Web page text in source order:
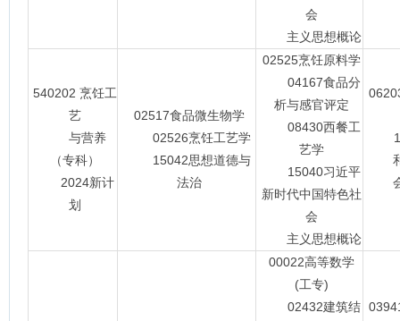
会
主义思想概论
540202 烹饪工
艺
与营养
（专科）
2024新计
划
02517食品微生物学
02526烹饪工艺学
15042思想道德与
法治
02525烹饪原料学
04167食品分
析与感官评定
08430西餐工
艺学
15040习近平
新时代中国特色社
会
主义思想概论
会
00022高等数学
(工专)
02432建筑结